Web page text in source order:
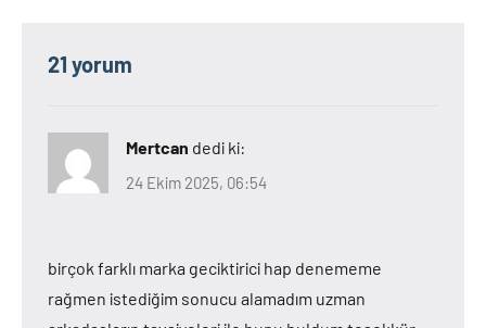
21 yorum
Mertcan dedi ki:
24 Ekim 2025, 06:54
birçok farklı marka geciktirici hap denememe
rağmen istediğim sonucu alamadım uzman